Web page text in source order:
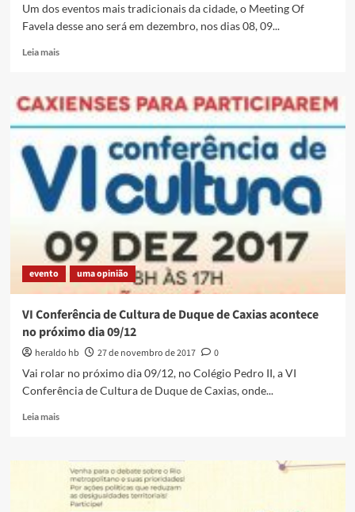
Um dos eventos mais tradicionais da cidade, o Meeting Of
Favela desse ano será em dezembro, nos dias 08, 09...
Leia maisRead
Vem
aí
a
edição
do
Meeting
Of
Favela
evento uma opinião
VI Conferência de Cultura de Duque de Caxias acontece
no próximo dia 09/12
heraldo hb 27 de novembro de 2017
0
Vai rolar no próximo dia 09/12, no Colégio Pedro II, a VI
Conferência de Cultura de Duque de Caxias, onde...
Leia maisRead
VI
Conferência
Cultura